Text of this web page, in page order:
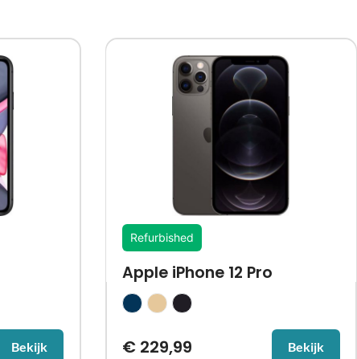
Bekijk
Refurbished
Apple iPhone 12 Pro
€ 229,99 Bekijk